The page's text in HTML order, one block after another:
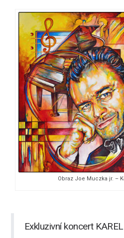
Obraz Joe Muczka jr. –
Exkluzivní koncert